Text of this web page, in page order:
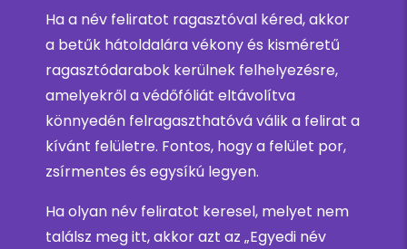
Ha a név feliratot ragasztóval kéred, akkor
a betűk hátoldalára vékony és kisméretű
ragasztódarabok kerülnek felhelyezésre,
amelyekről a védőfóliát eltávolítva
könnyedén felragaszthatóvá válik a felirat a
kívánt felületre. Fontos, hogy a felület por,
zsírmentes és egysíkú legyen.
Ha olyan név feliratot keresel, melyet nem
találsz meg itt, akkor azt az „Egyedi név